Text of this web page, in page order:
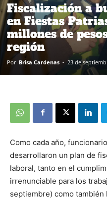
Fiscalización a
en Fiestas
millones de
región
Por Brisa Cardenas - 23 de
Como cada año,
desarrollaron un plan de
laboral, tanto en el
irrenunciable para los
septiembre) como también